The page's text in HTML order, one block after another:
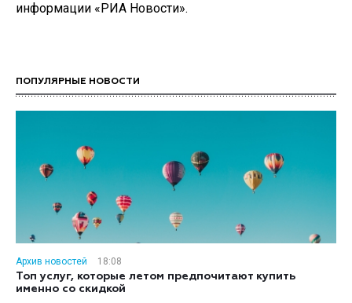
информации «РИА Новости».
ПОПУЛЯРНЫЕ НОВОСТИ
Архив новостей
18:08
Топ услуг, которые летом предпочитают купить
именно со скидкой